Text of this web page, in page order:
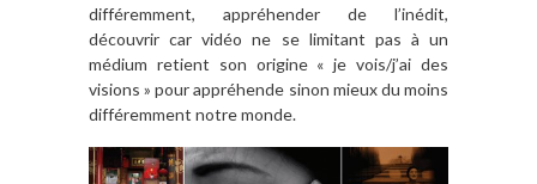
différemment, appréhender de l’inédit,
découvrir car vidéo ne se limitant pas à un
médium retient son origine « je vois/j’ai des
visions » pour appréhende sinon mieux du moins
différemment notre monde.